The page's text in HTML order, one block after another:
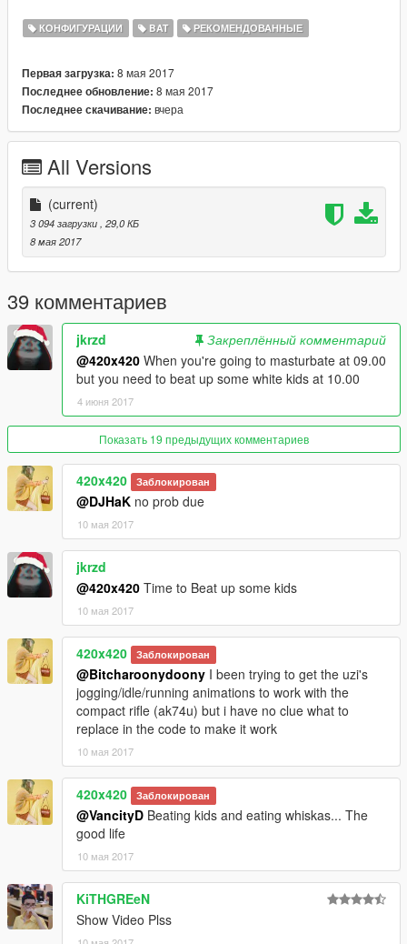
КОНФИГУРАЦИИ BAT РЕКОМЕНДОВАННЫЕ
Первая загрузка: 8 мая 2017
Последнее обновление: 8 мая 2017
Последнее скачивание: вчера
All Versions
(current)
3 094 загрузки, 29,0 КБ
8 мая 2017
39 комментариев
jkrzd
Закреплённый комментарий
@420x420 When you're going to masturbate at 09.00
but you need to beat up some white kids at 10.00
4 июня 2017
Показать 19 предыдущих комментариев
420x420 Заблокирован
@DJHaK no prob due
10 мая 2017
jkrzd
@420x420 Time to Beat up some kids
10 мая 2017
420x420 Заблокирован
@Bitcharoonydoony I been trying to get the uzi's
jogging/idle/running animations to work with the
compact rifle (ak74u) but i have no clue what to
replace in the code to make it work
10 мая 2017
420x420 Заблокирован
@VancityD Beating kids and eating whiskas... The
good life
10 мая 2017
KiTHGREeN
Show Video Plss